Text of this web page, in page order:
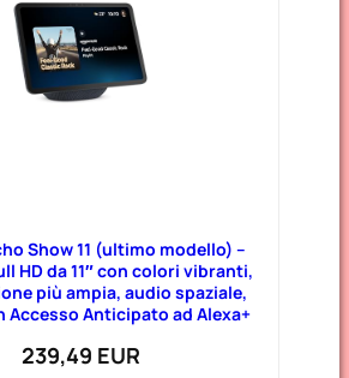
Show 11 (ultimo modello) –
HD da 11″ con colori vibranti,
più ampia, audio spaziale,
Accesso Anticipato ad Alexa+
239,49 EUR